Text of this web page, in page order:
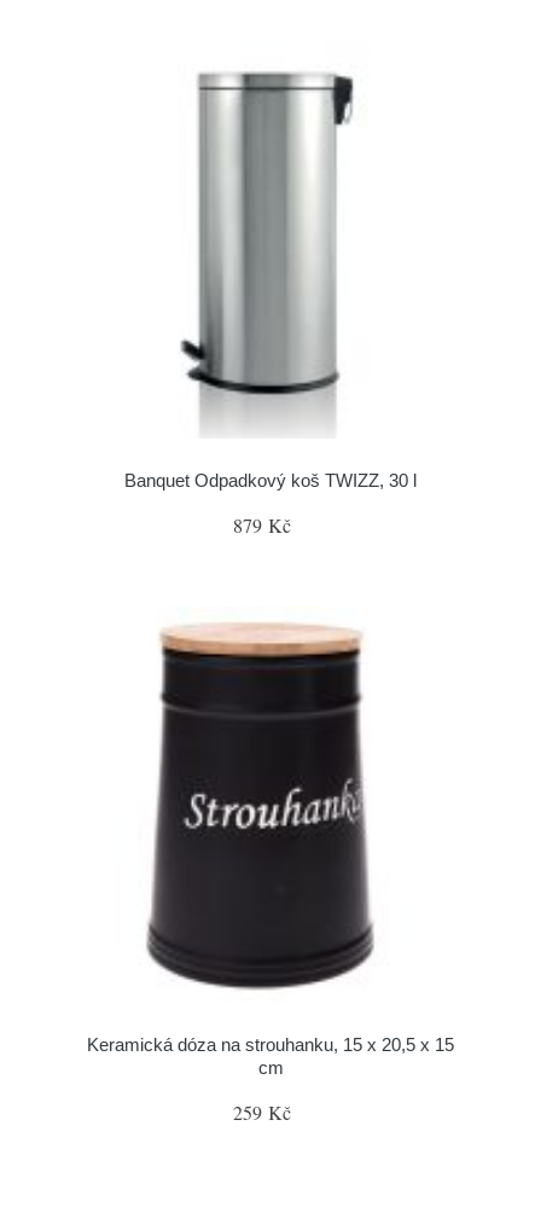
Banquet Odpadkový koš TWIZZ, 30 l
879 Kč
Keramická dóza na strouhanku, 15 x 20,5 x 15
cm
259 Kč